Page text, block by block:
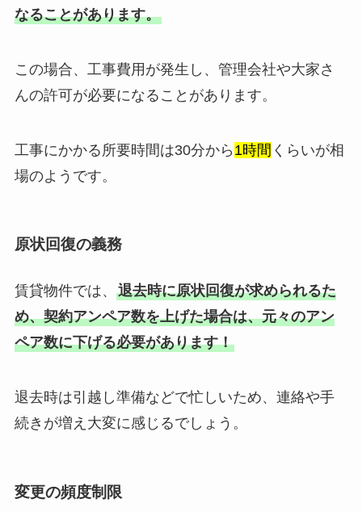
なることがあります。
この場合、工事費用が発生し、管理会社や大家さ
んの許可が必要になることがあります。
工事にかかる所要時間は30分から 1時間 くらいが相
場のようです。
原状回復の義務
賃貸物件では、 退去時に原状回復が求められるた
め、契約アンペア数を上げた場合は、元々のアン
ペア数に下げる必要があります！
退去時は引越し準備などで忙しいため、連絡や手
続きが増え大変に感じるでしょう。
変更の頻度制限